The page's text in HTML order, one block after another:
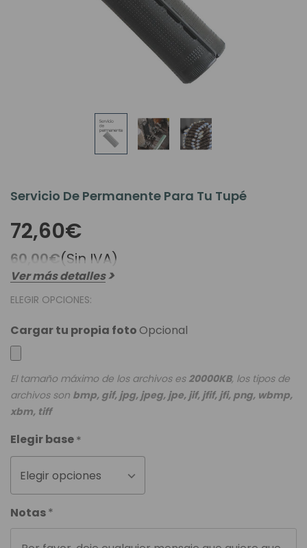
Servicio De Permanente Para Tu Tupé
72,60€
60,00€(Sin IVA)
Ver más detalles
ELEGIR OPCIONES:
Cargar tu propia fotoOpcional
El tamaño máximo de los archivos es 20000KB, los tipos de
archivos son bmp, gif, jpg, jpeg, jpe, jif, jfif, jfi, png, wbmp,
xbm, tiff
Elegir base*
Elegir opciones
Notas*